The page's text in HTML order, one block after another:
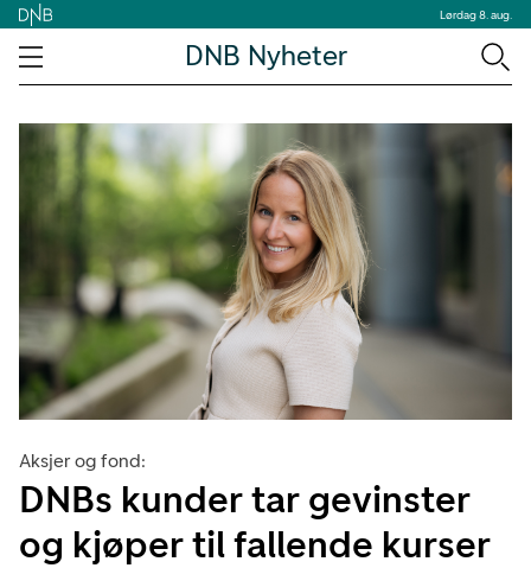
Lørdag 8. aug.
DNB Nyheter
Aksjer og fond:
DNBs kunder tar gevinster
og kjøper til fallende kurser